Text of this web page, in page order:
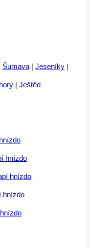
Šumava | Jeseníky |
| Ještěd
hnízdo
hnízdo
hnízdo